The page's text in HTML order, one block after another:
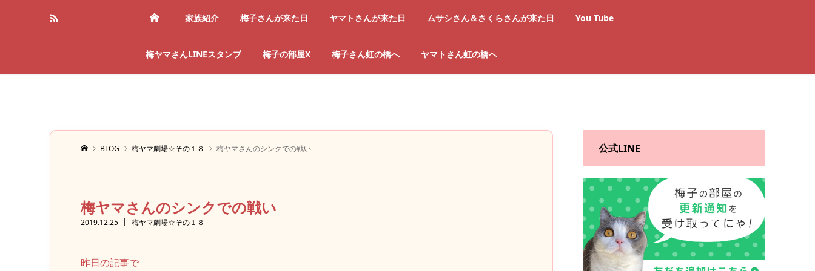
家族紹介 梅子さんが来た日 ヤマトさんが来た日 ムサシさん＆さくらさんが来た日 You Tube
梅ヤマさんLINEスタンプ 梅子の部屋X 梅子さん虹の橋へ ヤマトさん虹の橋へ
BLOG 梅ヤマ劇場☆その１８ 梅ヤマさんのシンクでの戦い
梅ヤマさんのシンクでの戦い
2019.12.25 梅ヤマ劇場☆その１８
昨日の記事で
公式LINE